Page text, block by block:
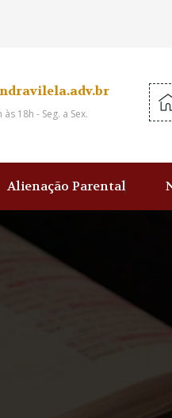
18h - Seg. a Sex.
Alienação Parental